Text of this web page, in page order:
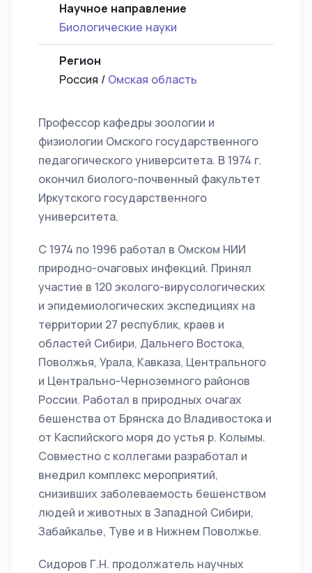
Научное направление
Биологические науки
Регион
Россия / Омская область
Профессор кафедры зоологии и
физиологии Омского государственного
педагогического университета. В 1974 г.
окончил биолого-почвенный факультет
Иркутского государственного
университета.
С 1974 по 1996 работал в Омском НИИ
природно-очаговых инфекций. Принял
участие в 120 эколого-вирусологических
и эпидемиологических экспедициях на
территории 27 республик, краев и
областей Сибири, Дальнего Востока,
Поволжья, Урала, Кавказа, Центрального
и Центрально-Черноземного районов
России. Работал в природных очагах
бешенства от Брянска до Владивостока и
от Каспийского моря до устья р. Колымы.
Совместно с коллегами разработал и
внедрил комплекс мероприятий,
снизивших заболеваемость бешенством
людей и животных в Западной Сибири,
Забайкалье, Туве и в Нижнем Поволжье.
Сидоров Г.Н. продолжатель научных